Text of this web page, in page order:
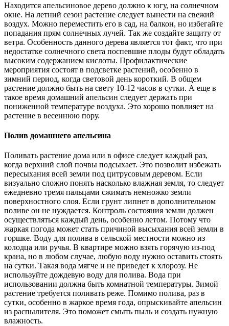
Находится апельсиновое дерево должно к югу, на солнечном
окне. На летний сезон растение следует вынести на свежий
воздух. Можно переместить его в сад, на балкон, но избегайте
попадания прям солнечных лучей. Так же создайте защиту от
ветра. Особенность данного дерева является тот факт, что при
недостатке солнечного света поспевшие плоды будут обладать
высоким содержанием кислоты. Профилактические
мероприятия состоят в подсветке растений, особенно в
зимний период, когда световой день короткий. В общем
растение должно быть на свету 10-12 часов в сутки. А еще в
такое время домашний апельсин следует держать при
пониженной температуре воздуха. Это хорошо повлияет на
растение в весеннюю пору.
Полив домашнего апельсина
Поливать растение дома или в офисе следует каждый раз,
когда верхний слой почвы подсыхает. Это позволит избежать
пересыхания всей земли под цитрусовым деревом. Если
визуально сложно понять насколько влажная земля, то следует
ежедневно тремя пальцами сжимать немножко земли
поверхностного слоя. Если грунт липнет в дополнительном
поливе он не нуждается. Контроль состояния земли должен
осуществляться каждый день, особенно летом. Потому что
жаркая погода может стать причиной высыхания всей земли в
горшке. Воду для полива в сельской местности можно из
колодца или ручья. В квартире можно взять горячую из-под
крана, но в любом случае, любую воду нужно оставить стоять
на сутки. Такая вода мягче и не приведет к хлорозу. Не
используйте дождевую воду для полива. Вода при
использовании должна быть комнатной температуры. Зимой
растение требуется поливать реже. Помимо полива, раз в
сутки, особенно в жаркое время года, опрыскивайте апельсин
из распылителя. Это поможет смыть пыль и создать нужную
влажность.